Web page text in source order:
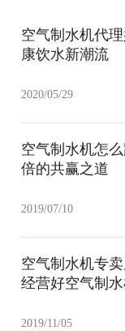
空气制水机代
康饮水新潮流
2020/05/29
空气制水机怎
倍的共赢之道
2019/07/10
空气制水机专
经营好空气制
2019/11/05